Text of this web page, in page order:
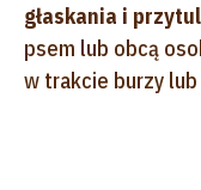
głaskania i
psem lub obcą
w trakcie burzy